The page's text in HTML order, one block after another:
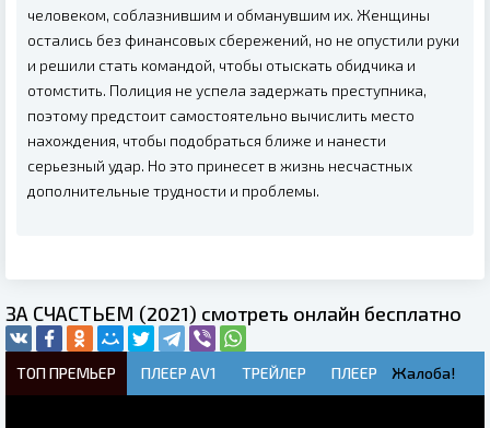
человеком, соблазнившим и обманувшим их. Женщины
остались без финансовых сбережений, но не опустили руки
и решили стать командой, чтобы отыскать обидчика и
отомстить. Полиция не успела задержать преступника,
поэтому предстоит самостоятельно вычислить место
нахождения, чтобы подобраться ближе и нанести
серьезный удар. Но это принесет в жизнь несчастных
дополнительные трудности и проблемы.
ЗА СЧАСТЬЕМ (2021) смотреть онлайн бесплатно
ТОП ПРЕМЬЕР ПЛЕЕР AV1 ТРЕЙЛЕР ПЛЕЕР Жалоба!